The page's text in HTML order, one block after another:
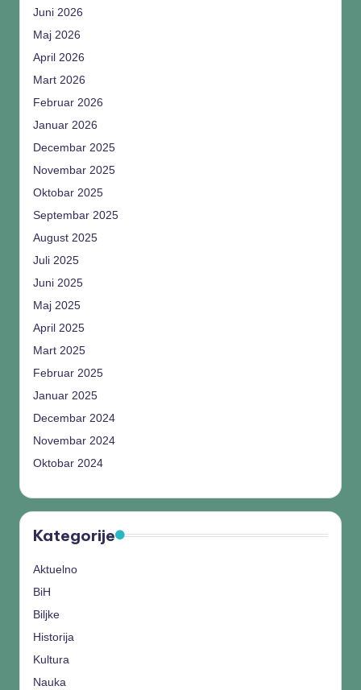
Juni 2026
Maj 2026
April 2026
Mart 2026
Februar 2026
Januar 2026
Decembar 2025
Novembar 2025
Oktobar 2025
Septembar 2025
August 2025
Juli 2025
Juni 2025
Maj 2025
April 2025
Mart 2025
Februar 2025
Januar 2025
Decembar 2024
Novembar 2024
Oktobar 2024
Kategorije
Aktuelno
BiH
Biljke
Historija
Kultura
Nauka